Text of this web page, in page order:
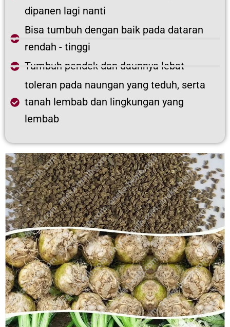
dipanen lagi nanti
Bisa tumbuh dengan baik pada dataran
rendah - tinggi
Tumbuh pendek dan daunnya lebat
toleran pada naungan yang teduh, serta
tanah lembab dan lingkungan yang
lembab